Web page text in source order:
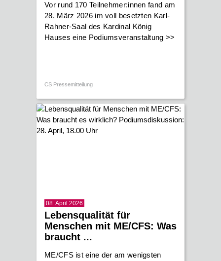
Vor rund 170 Teilnehmer:innen fand am
28. März 2026 im voll besetzten Karl-
Rahner-Saal des Kardinal König
Hauses eine Podiumsveranstaltung >>
CS Pressemitteilung
08. April 2026
Lebensqualität für
Menschen mit ME/CFS: Was
braucht ...
ME/CFS ist eine der am wenigsten